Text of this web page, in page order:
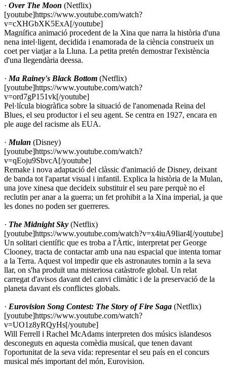
· Over The Moon (Netflix)
[youtube]https://www.youtube.com/watch?
v=cXHGbXK5ExA[/youtube]
Magnífica animació procedent de la Xina que narra la història d'una
nena intel·ligent, decidida i enamorada de la ciència construeix un
coet per viatjar a la Lluna. La petita pretén demostrar l'existència
d'una llegendària deessa.
· Ma Rainey's Black Bottom (Netflix)
[youtube]https://www.youtube.com/watch?
v=ord7gP151vk[/youtube]
Pel·lícula biogràfica sobre la situació de l'anomenada Reina del
Blues, el seu productor i el seu agent. Se centra en 1927, encara en
ple auge del racisme als EUA.
· Mulan (Disney)
[youtube]https://www.youtube.com/watch?
v=qEoju9SbvcA[/youtube]
Remake i nova adaptació del clàssic d'animació de Disney, deixant
de banda tot l'apartat visual i infantil. Explica la història de la Mulan,
una jove xinesa que decideix substituir el seu pare perquè no el
reclutin per anar a la guerra; un fet prohibit a la Xina imperial, ja que
les dones no poden ser guerreres.
· The Midnight Sky (Netflix)
[youtube]https://www.youtube.com/watch?v=x4iuA9Iiar4[/youtube]
Un solitari científic que es troba a l'Àrtic, interpretat per George
Clooney, tracta de contactar amb una nau espacial que intenta tornar
a la Terra. Aquest vol impedir que els astronautes tornin a la seva
llar, on s'ha produït una misteriosa catàstrofe global. Un relat
carregat d'avisos davant del canvi climàtic i de la preservació de la
planeta davant els conflictes globals.
· Eurovision Song Contest: The Story of Fire Saga (Netflix)
[youtube]https://www.youtube.com/watch?
v=UO1z8yRQyHs[/youtube]
Will Ferrell i Rachel McAdams interpreten dos músics islandesos
desconeguts en aquesta comèdia musical, que tenen davant
l'oportunitat de la seva vida: representar el seu país en el concurs
musical més important del món, Eurovision.